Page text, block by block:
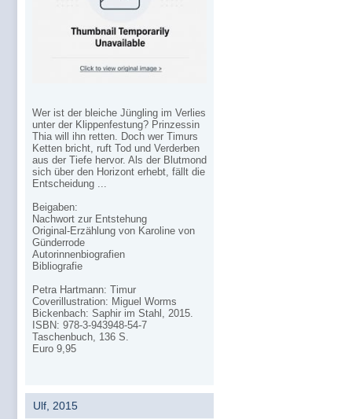
Wer ist der bleiche Jüngling im Verlies
unter der Klippenfestung? Prinzessin
Thia will ihn retten. Doch wer Timurs
Ketten bricht, ruft Tod und Verderben
aus der Tiefe hervor. Als der Blutmond
sich über den Horizont erhebt, fällt die
Entscheidung ...
Beigaben:
Nachwort zur Entstehung
Original-Erzählung von Karoline von
Günderrode
Autorinnenbiografien
Bibliografie
Petra Hartmann: Timur
Coverillustration: Miguel Worms
Bickenbach: Saphir im Stahl, 2015.
ISBN: 978-3-943948-54-7
Taschenbuch, 136 S.
Euro 9,95
Ulf, 2015